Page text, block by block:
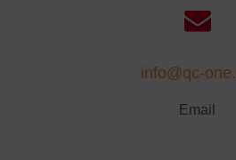
info@qc-
Email